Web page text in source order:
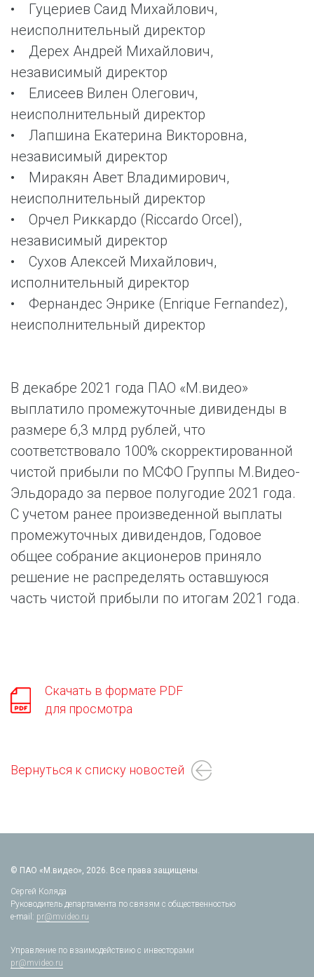
• Гуцериев Саид Михайлович,
неисполнительный директор
• Дерех Андрей Михайлович,
независимый директор
• Елисеев Вилен Олегович,
неисполнительный директор
• Лапшина Екатерина Викторовна,
независимый директор
• Миракян Авет Владимирович,
неисполнительный директор
• Орчел Риккардо (Riccardo Orcel),
независимый директор
• Сухов Алексей Михайлович,
исполнительный директор
• Фернандес Энрике (Enrique Fernandez),
неисполнительный директор
В декабре 2021 года ПАО «М.видео»
выплатило промежуточные дивиденды в
размере 6,3 млрд рублей, что
соответствовало 100% скорректированной
чистой прибыли по МСФО Группы М.Видео-
Эльдорадо за первое полугодие 2021 года.
С учетом ранее произведенной выплаты
промежуточных дивидендов, Годовое
общее собрание акционеров приняло
решение не распределять оставшуюся
часть чистой прибыли по итогам 2021 года.
Скачать в формате PDF
для просмотра
Вернуться к списку новостей
© ПАО «М.видео», 2026. Все права защищены.
Сергей Коляда
Руководитель департамента по связям с общественностью
e-mail: pr@mvideo.ru
Управление по взаимодействию с инвесторами
pr@mvideo.ru